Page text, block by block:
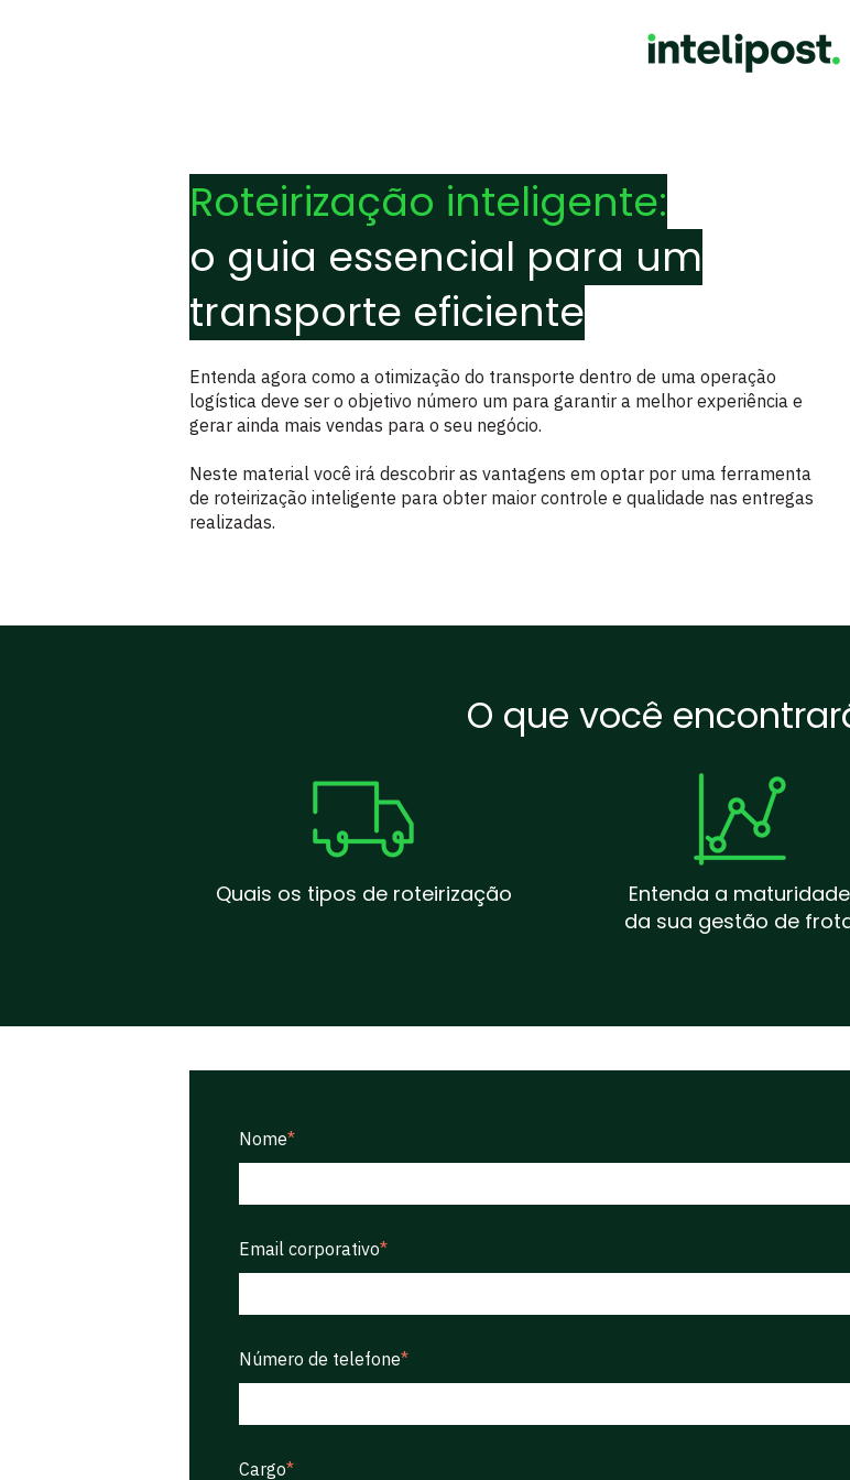
Roteirização inteligente:
o guia essencial para um
transporte eficiente
Entenda agora como a otimização do transporte dentro de uma operação
logística deve ser o objetivo número um para garantir a melhor experiência e
gerar ainda mais vendas para o seu negócio.
Neste material você irá descobrir as vantagens em optar por uma ferramenta
de roteirização inteligente para obter maior controle e qualidade nas entregas
realizadas.
O que você
Quais os tipos de roteirização
Entenda a maturidade
da sua gestão de
Nome*
Email corporativo*
Número de telefone*
Cargo*